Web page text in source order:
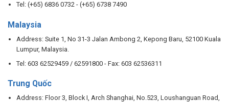
Tel: (+65) 6836 0732 - (+65) 6738 7490
Malaysia
Address: Suite 1, No 31-3 Jalan Ambong 2, Kepong Baru, 52100 Kuala
Lumpur, Malaysia.
Tel: 603 62529459 / 62591800 - Fax: 603 62536311
Trung Quốc
Address: Floor 3, Block I, Arch Shanghai, No.523, Loushanguan Road,